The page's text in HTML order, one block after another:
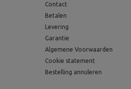
Contact
Betalen
Levering
Garantie
Algemene Voorwaarden
Cookie statement
Bestelling annuleren